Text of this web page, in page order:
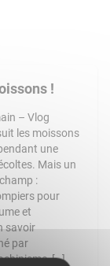
!
– Vlog
les moissons
une
Mais un
:
pour
et
savoir
par
[…]